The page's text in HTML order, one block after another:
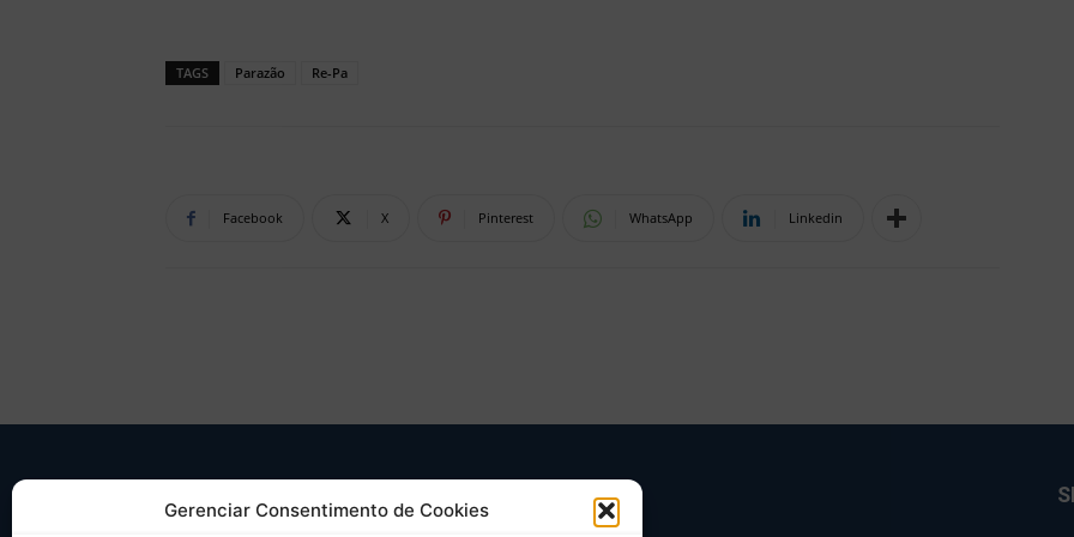
Gerenciar Consentimento de Cookies
TAGS Parazão Re-Pa
Facebook X Pinterest WhatsApp Linkedin
SOBRE NÓS